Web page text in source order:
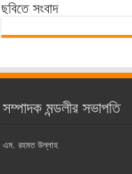
ছবিতে সংবাদ
সম্পাদক মন্ডলীর সভাপতি
এম. রহমত উল্লাহ